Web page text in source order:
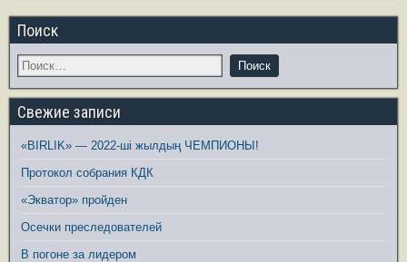
Поиск
Свежие записи
«BIRLIK» — 2022-ші жылдың ЧЕМПИОНЫ!
Протокол собрания КДК
«Экватор» пройден
Осечки преследователей
В погоне за лидером